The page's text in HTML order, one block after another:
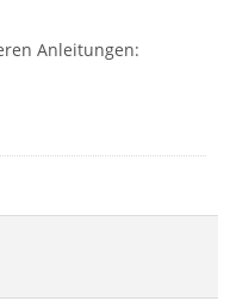
Anleitungen: